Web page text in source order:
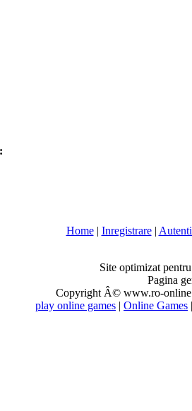
Home| Inregistrare|
Site optimizat
Pagina
Copyright Â© www.ro-
play online games | Online Games